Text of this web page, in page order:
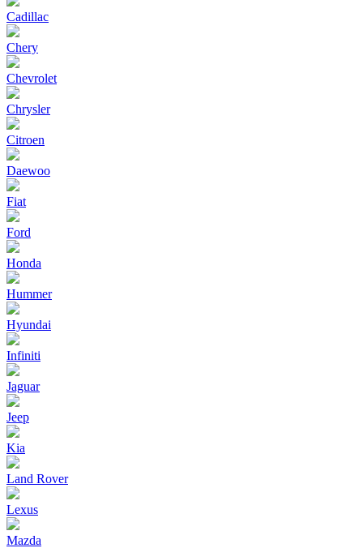
Cadillac
Chery
Chevrolet
Chrysler
Citroen
Daewoo
Fiat
Ford
Honda
Hummer
Hyundai
Infiniti
Jaguar
Jeep
Kia
Land Rover
Lexus
Mazda